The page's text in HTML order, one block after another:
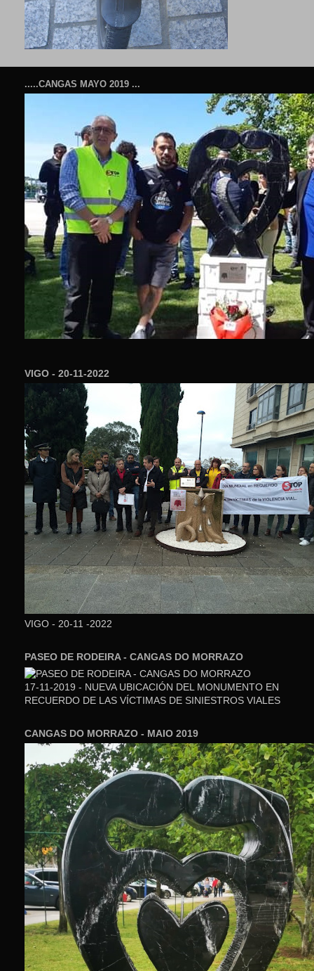
.....CANGAS MAYO 2019 ...
VIGO - 20-11-2022
VIGO - 20-11 -2022
PASEO DE RODEIRA - CANGAS DO MORRAZO
17-11-2019 - NUEVA UBICACIÓN DEL MONUMENTO EN
RECUERDO DE LAS VÍCTIMAS DE SINIESTROS VIALES
CANGAS DO MORRAZO - MAIO 2019